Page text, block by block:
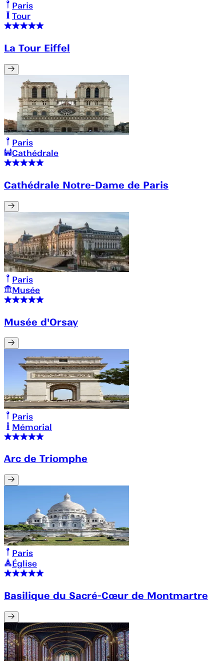
Paris
Tour
La Tour Eiffel
Paris
Cathédrale
Cathédrale Notre-Dame de Paris
Paris
Musée
Musée d'Orsay
Paris
Mémorial
Arc de Triomphe
Paris
Église
Basilique du Sacré-Cœur de Montmartre